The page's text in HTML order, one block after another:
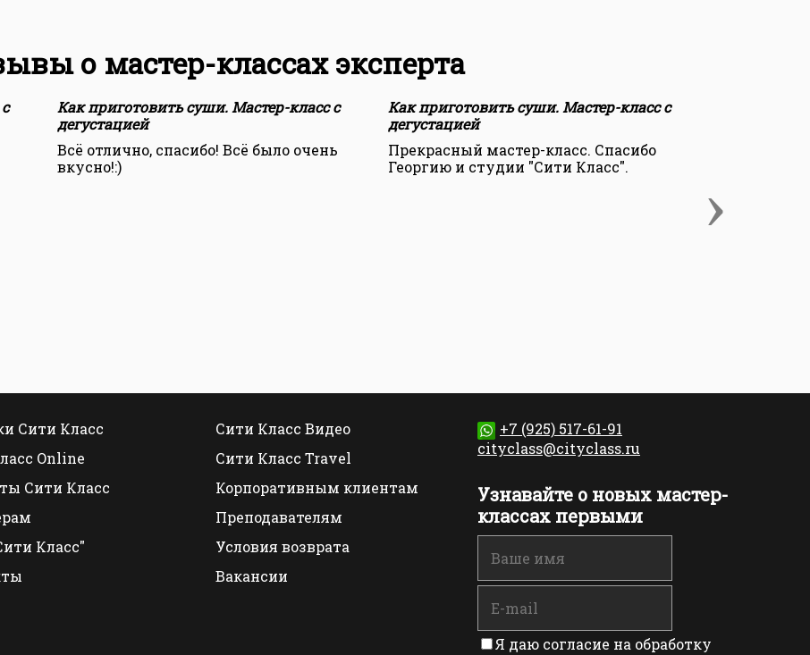
о мастер-классах эксперта
›
Как приготовить суши. Мастер-класс с
дегустацией
Всё отлично, спасибо! Всё было очень
вкусно!:)
Как приготовить суши. Мастер-класс с
дегустацией
Прекрасный мастер-класс. Спасибо
Георгию и студии "Сити Класс".
мои, а
Сити Класс
Сити Класс Видео
Online
Сити Класс Travel
Сити Класс
Корпоративным клиентам
Преподавателям
Класс"
Условия возврата
Вакансии
+7 (925) 517-61-91
cityclass@cityclass.ru
Узнавайте о новых мастер-
классах первыми
Я даю согласие на обработку